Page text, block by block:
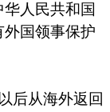
人民共和国
国领事保护
后从海外返回